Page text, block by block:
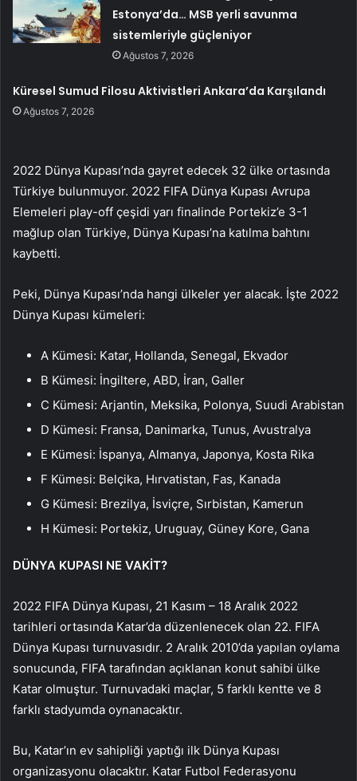
Estonya’da… MSB yerli savunma
sistemleriyle güçleniyor
Ağustos 7, 2026
Küresel Sumud Filosu Aktivistleri Ankara’da Karşılandı
Ağustos 7, 2026
2022 Dünya Kupası’nda gayret edecek 32 ülke ortasında
Türkiye bulunmuyor. 2022 FIFA Dünya Kupası Avrupa
Elemeleri play-off çeşidi yarı finalinde Portekiz’e 3-1
mağlup olan Türkiye, Dünya Kupası’na katılma bahtını
kaybetti.
Peki, Dünya Kupası’nda hangi ülkeler yer alacak. İşte 2022
Dünya Kupası kümeleri:
A Kümesi: Katar, Hollanda, Senegal, Ekvador
B Kümesi: İngiltere, ABD, İran, Galler
C Kümesi: Arjantin, Meksika, Polonya, Suudi Arabistan
D Kümesi: Fransa, Danimarka, Tunus, Avustralya
E Kümesi: İspanya, Almanya, Japonya, Kosta Rika
F Kümesi: Belçika, Hırvatistan, Fas, Kanada
G Kümesi: Brezilya, İsviçre, Sırbistan, Kamerun
H Kümesi: Portekiz, Uruguay, Güney Kore, Gana
DÜNYA KUPASI NE VAKİT?
2022 FIFA Dünya Kupası, 21 Kasım – 18 Aralık 2022
tarihleri ortasında Katar’da düzenlenecek olan 22. FIFA
Dünya Kupası turnuvasıdır. 2 Aralık 2010’da yapılan oylama
sonucunda, FIFA tarafından açıklanan konut sahibi ülke
Katar olmuştur. Turnuvadaki maçlar, 5 farklı kentte ve 8
farklı stadyumda oynanacaktır.
Bu, Katar’ın ev sahipliği yaptığı ilk Dünya Kupası
organizasyonu olacaktır. Katar Futbol Federasyonu